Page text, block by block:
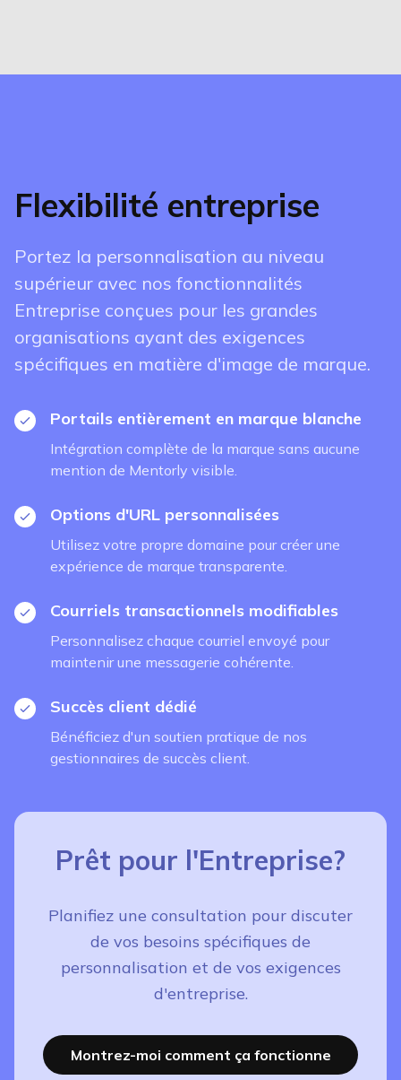
Flexibilité entreprise
Portez la personnalisation au niveau
supérieur avec nos fonctionnalités
Entreprise conçues pour les grandes
organisations ayant des exigences
spécifiques en matière d'image de marque.
Portails entièrement en marque blanche
Intégration complète de la marque sans aucune
mention de Mentorly visible.
Options d'URL personnalisées
Utilisez votre propre domaine pour créer une
expérience de marque transparente.
Courriels transactionnels modifiables
Personnalisez chaque courriel envoyé pour
maintenir une messagerie cohérente.
Succès client dédié
Bénéficiez d'un soutien pratique de nos
gestionnaires de succès client.
Prêt pour l'Entreprise?
Planifiez une consultation pour discuter
de vos besoins spécifiques de
personnalisation et de vos exigences
d'entreprise.
Montrez-moi comment ça fonctionne